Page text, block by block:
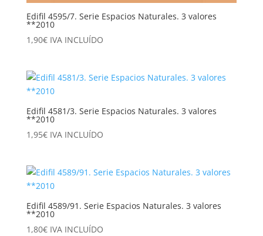
Edifil 4595/7. Serie Espacios Naturales. 3 valores
**2010
1,90€ IVA INCLUÍDO
Edifil 4581/3. Serie Espacios Naturales. 3 valores
**2010
1,95€ IVA INCLUÍDO
Edifil 4589/91. Serie Espacios Naturales. 3 valores
**2010
1,80€ IVA INCLUÍDO